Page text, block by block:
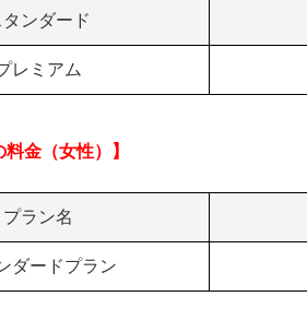
タンダード
レミアム
料金（女性）】
プラン名
ダードプラン